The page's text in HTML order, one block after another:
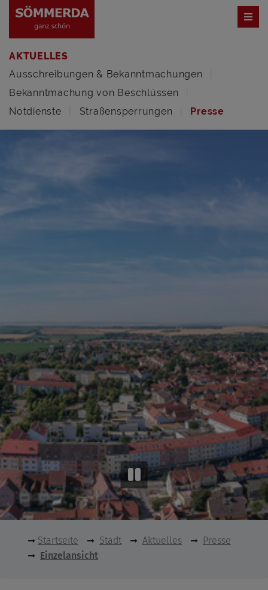
AKTUELLES
Ausschreibungen & Bekanntmachungen
Bekanntmachung von Beschlüssen
Notdienste
Straßensperrungen Presse
Startseite Stadt Aktuelles
Presse
Einzelansicht